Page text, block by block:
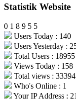
Statistik Website
0 1 8 9 5 5
Users Today : 140
Users Yesterday :
Total Users : 18955
Views Today : 158
Total views : 33394
Who's Online : 1
Your IP Address :